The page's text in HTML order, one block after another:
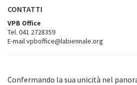
CONTATTI
VPB Office
Tel. 041 2728359
E-mail vpboffice@labiennale.org
Confermando la sua unicità nel